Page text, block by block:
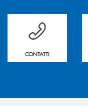
Per ogni necessità
CONTATTI